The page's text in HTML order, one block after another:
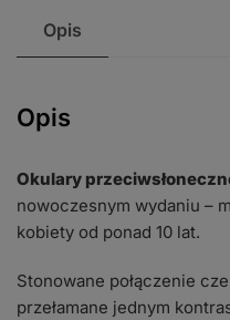
Opis
Opis
Okulary
nowoczesnym wydaniu –
kobiety od ponad 10 lat.
Stonowane połączenie
przełamane jednym